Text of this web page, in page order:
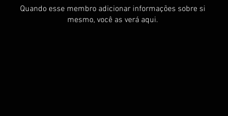
Quando esse membro adicionar informações sobre si
mesmo, você as verá aqui.